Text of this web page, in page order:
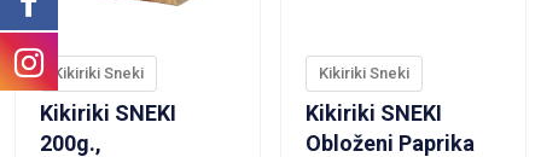
Kikiriki Sneki
Kikiriki SNEKI
200g.,
Kikiriki Sneki
Kikiriki SNEKI
Obloženi Paprika